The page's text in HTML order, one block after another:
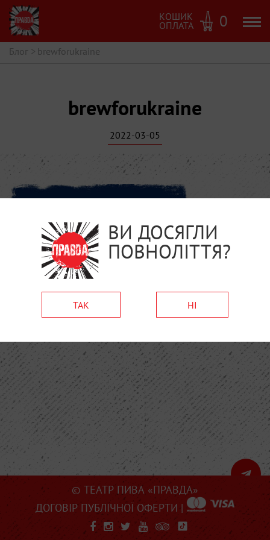
КОШИК
ОПЛАТА 0
Блог > brewforukraine
brewforukraine
2022-03-05
© ТЕАТР ПИВА «ПРАВДА»
ДОГОВІР ПУБЛІЧНОЇ ОФЕРТИ |
ВИ ДОСЯГЛИ
ПОВНОЛІТТЯ?
ТАК НІ